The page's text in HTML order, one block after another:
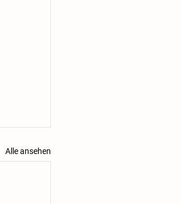
Alle ansehen